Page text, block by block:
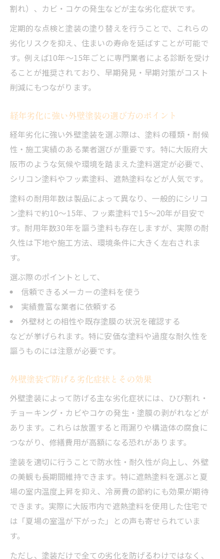
経年劣化を招く外壁塗装の放置とその影響
外壁塗装の劣化を未然に防ぐための対策方
法
経年劣化の症状から学ぶ外壁塗装の選択法
経年劣化の症状別に選ぶ外壁塗装のポイン
ト
劣化症状から適切な外壁塗装の選び方を解
説
外壁塗装の種類で異なる劣化症状への対応
経年劣化に合った外壁塗装の選び方のコツ
外壁塗装の耐用年数を左右するポイント解説
外壁塗装の耐用年数を決める要素と対策
塗料選びが外壁塗装の耐久性に与える影響
施工品質で変わる外壁塗装の耐用年数
耐用年数が長い外壁塗装の特徴と選び方
割れ）、カビ・コケの発生などが主な劣化症状です。
定期的な点検と塗装の塗り替えを行うことで、これらの
劣化リスクを抑え、住まいの寿命を延ばすことが可能で
す。例えば10年～15年ごとに専門業者による診断を受け
ることが推奨されており、早期発見・早期対策がコスト
削減にもつながります。
経年劣化に強い外壁塗装の選び方のポイント
経年劣化に強い外壁塗装を選ぶ際は、塗料の種類・耐候
性・施工実績のある業者選びが重要です。特に大阪府大
阪市のような気候や環境を踏まえた塗料選定が必要で、
シリコン塗料やフッ素塗料、遮熱塗料などが人気です。
塗料の耐用年数は製品によって異なり、一般的にシリコ
ン塗料で約10～15年、フッ素塗料で15～20年が目安で
す。耐用年数30年を謳う塗料も存在しますが、実際の耐
久性は下地や施工方法、環境条件に大きく左右されま
す。
選ぶ際のポイントとして、
信頼できるメーカーの塗料を使う
実績豊富な業者に依頼する
外壁材との相性や既存塗膜の状況を確認する
などが挙げられます。特に安価な塗料や過度な耐久性を
謳うものには注意が必要です。
外壁塗装で防げる劣化症状とその効果
外壁塗装によって防げる主な劣化症状には、ひび割れ・
チョーキング・カビやコケの発生・塗膜の剥がれなどが
あります。これらは放置すると雨漏りや構造体の腐食に
つながり、修繕費用が高額になる恐れがあります。
塗装を適切に行うことで防水性・耐久性が向上し、外壁
の美観も長期間維持できます。特に遮熱塗料を選ぶと夏
場の室内温度上昇を抑え、冷房費の節約にも効果が期待
できます。実際に大阪市内で遮熱塗料を使用した住宅で
は「夏場の室温が下がった」との声も寄せられていま
す。
ただし、塗装だけで全ての劣化を防げるわけではなく、